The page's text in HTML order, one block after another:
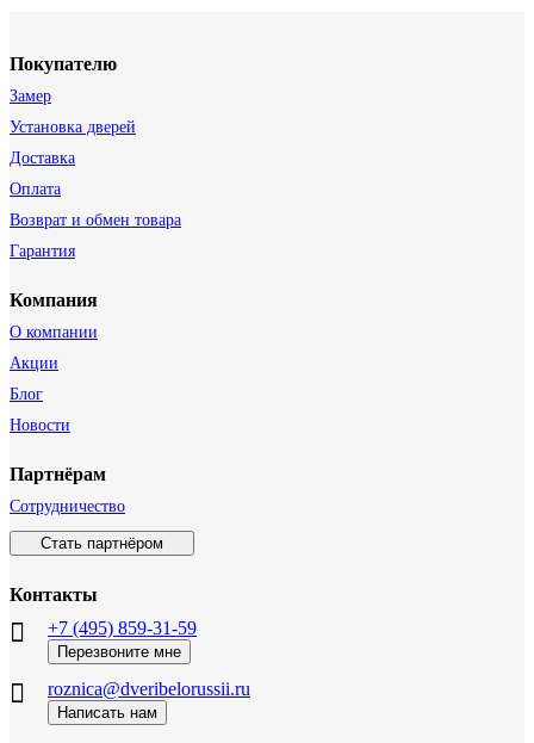
Покупателю
Замер
Установка дверей
Доставка
Оплата
Возврат и обмен товара
Гарантия
Компания
О компании
Акции
Блог
Новости
Партнёрам
Сотрудничество
Стать партнёром
Контакты
+7 (495) 859-31-59
Перезвоните мне
roznica@dveribelorussii.ru
Написать нам